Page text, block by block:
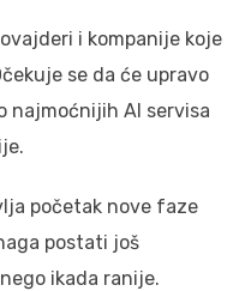
i kompanije koje
se da će upravo
AI servisa
početak nove faze
postati još
ikada ranije.